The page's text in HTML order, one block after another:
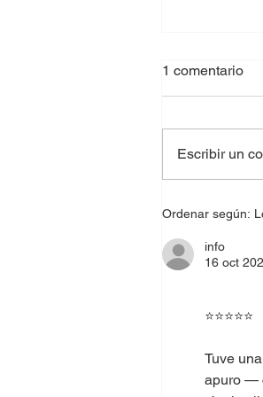
🔑
Puerto Rico
1 comentario
Escribir un
Ordenar según:
info
16 oct
⭐️⭐️⭐️⭐️⭐️
Tuve
apuro —